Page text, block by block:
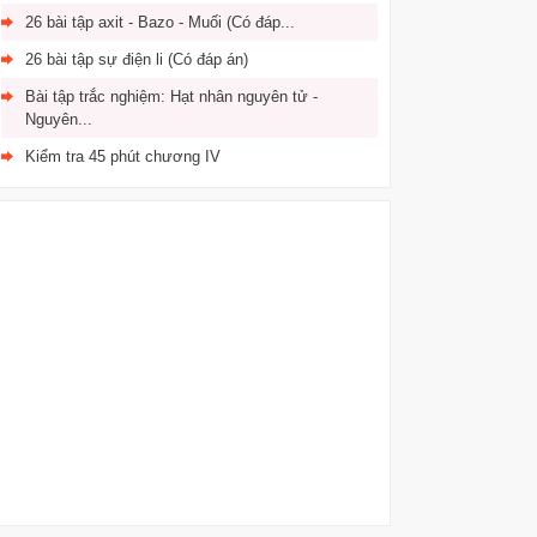
26 bài tập axit - Bazo - Muối (Có đáp...
26 bài tập sự điện li (Có đáp án)
Bài tập trắc nghiệm: Hạt nhân nguyên tử -
Nguyên...
Kiểm tra 45 phút chương IV